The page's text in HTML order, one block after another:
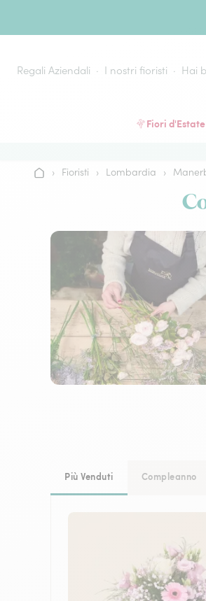
Regali Aziendali I nostri fioristi Hai
Fiori d'Estate
Home› Fioristi › Lombardia ›
Più Venduti Compleanno